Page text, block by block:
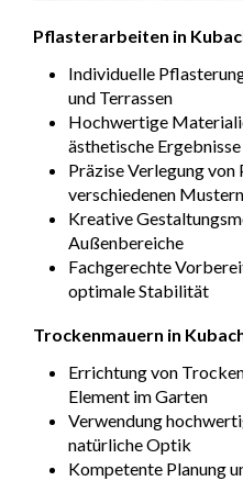
Pflasterarbeiten in
Individuelle
und Terrassen
Hochwertige
ästhetische Ergebnisse
Präzise Verlegung
verschiedenen Mustern
Kreative
Außenbereiche
Fachgerechte
optimale Stabilität
Trockenmauern in
Errichtung von
Element im Garten
Verwendung
natürliche Optik
Kompetente Planung